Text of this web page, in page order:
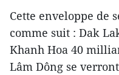
Cette enveloppe de
comme suit : Dak
Khanh Hoa 40
Lâm Dông se